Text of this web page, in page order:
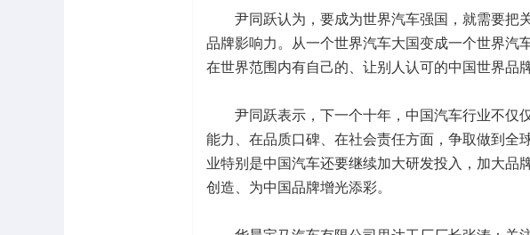
尹同跃认为，要成为世界汽车强国，就需要把
品牌影响力。从一个世界汽车大国变成一个世界汽
在世界范围内有自己的、让别人认可的中国世界品牌
尹同跃表示，下一个十年，中国汽车行业不仅
能力、在品质口碑、在社会责任方面，争取做到全
业特别是中国汽车还要继续加大研发投入，加大品
创造、为中国品牌增光添彩。